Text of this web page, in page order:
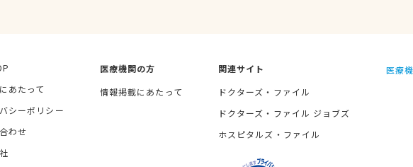
あたって
シーポリシー
わせ
医療機関の方
情報掲載にあたって
関連サイト
ドクターズ・ファイル
ドクターズ・ファイル ジョブズ
ホスピタルズ・ファイル
医療